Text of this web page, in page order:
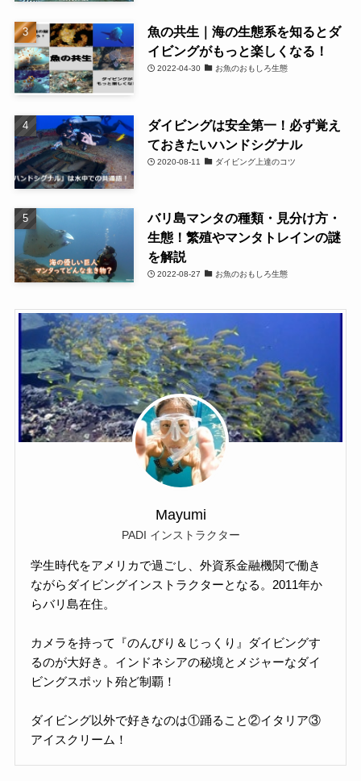
魚の共生｜海の生態系を知るとダ
イビングがもっと楽しくなる！
2022-04-30 お魚のおもしろ生態
ダイビングは安全第一！必ず覚え
ておきたいハンドシグナル
2020-08-11 ダイビング上達のコツ
バリ島マンタの種類・見分け方・
生態！繁殖やマンタトレインの謎
を解説
2022-08-27 お魚のおもしろ生態
Mayumi
PADI インストラクター
学生時代をアメリカで過ごし、外資系金融機関で働き
ながらダイビングインストラクターとなる。2011年か
らバリ島在住。
カメラを持って『のんびり＆じっくり』ダイビングす
るのが大好き。インドネシアの秘境とメジャーなダイ
ビングスポット殆ど制覇！
ダイビング以外で好きなのは①踊ること②イタリア③
アイスクリーム！